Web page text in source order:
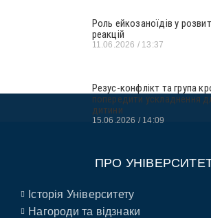
Роль ейкозаноїдів у
реакцій
11.06.2026 13:37
Резус-конфлікт та група
попередити ускладнення
дитини
15.06.2026 14:09
ПРО
Історія Університету
Нагороди та відзнаки